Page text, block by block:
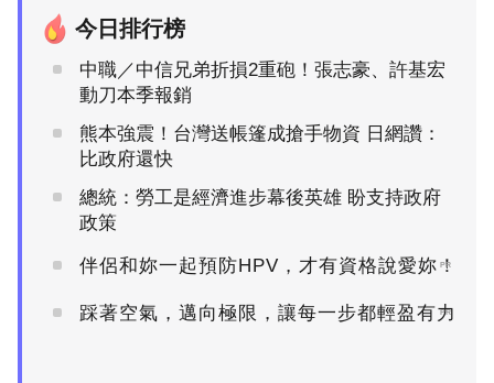
今日排行榜
中職／中信兄弟折損2重砲！張志豪、許基宏
動刀本季報銷
熊本強震！台灣送帳篷成搶手物資 日網讚：
比政府還快
總統：勞工是經濟進步幕後英雄 盼支持政府
政策
伴侶和妳一起預防HPV，才有資格說愛妳！
PR
踩著空氣，邁向極限，讓每一步都輕盈有力
PR